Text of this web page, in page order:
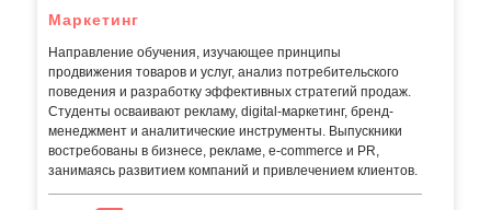
Маркетинг
Направление обучения, изучающее принципы
продвижения товаров и услуг, анализ потребительского
поведения и разработку эффективных стратегий продаж.
Студенты осваивают рекламу, digital-маркетинг, бренд-
менеджмент и аналитические инструменты. Выпускники
востребованы в бизнесе, рекламе, e-commerce и PR,
занимаясь развитием компаний и привлечением клиентов.